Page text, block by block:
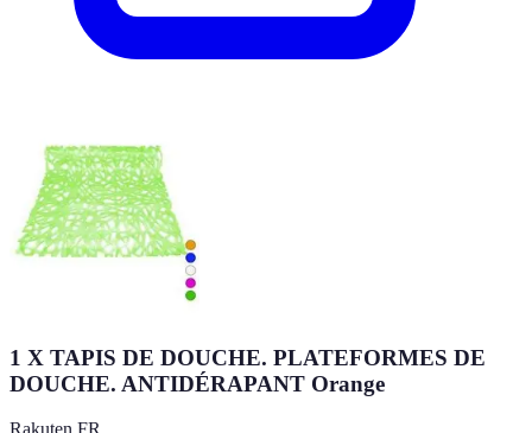
1 X TAPIS DE DOUCHE. PLATEFORMES DE
DOUCHE. ANTIDÉRAPANT Orange